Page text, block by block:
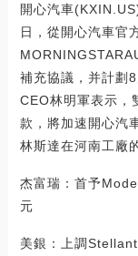
開心汽車
日，從開心汽車官
補充協議，并計劃
CEO林明軍表示，
款，將加速開心汽
林斯達在河南工廠
杰富瑞：首予
元
美銀：上調